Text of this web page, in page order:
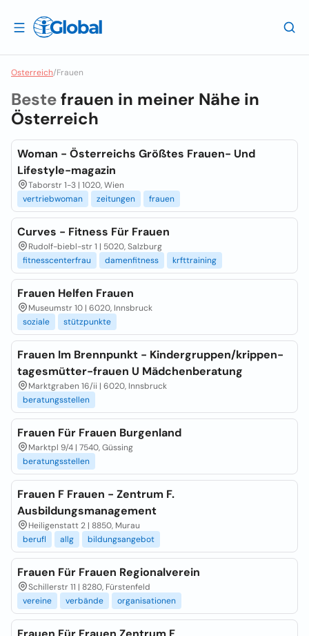
Osterreich/Frauen
Bestefrauen in meiner Nähe in
Österreich
Woman - Österreichs Größtes Frauen- Und
Lifestyle-magazin
Taborstr 1-3 | 1020, Wien
vertriebwoman
zeitungen frauen
Curves - Fitness Für Frauen
Rudolf-biebl-str 1 | 5020, Salzburg
fitnesscenterfrau
damenfitness krfttraining
Frauen Helfen Frauen
Museumstr 10 | 6020, Innsbruck
soziale
stützpunkte
Frauen Im Brennpunkt - Kindergruppen/krippen-
tagesmütter-frauen U Mädchenberatung
Marktgraben 16/ii | 6020, Innsbruck
beratungsstellen
Frauen Für Frauen Burgenland
Marktpl 9/4 | 7540, Güssing
beratungsstellen
Frauen F Frauen - Zentrum F.
Ausbildungsmanagement
Heiligenstatt 2 | 8850, Murau
berufl
allg bildungsangebot
Frauen Für Frauen Regionalverein
Schillerstr 11 | 8280, Fürstenfeld
vereine
verbände organisationen